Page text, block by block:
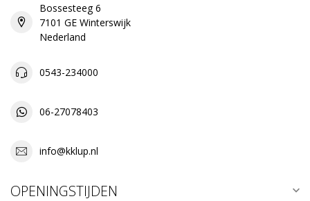
Bossesteeg 6
7101 GE Winterswijk
Nederland
0543-234000
06-27078403
info@kklup.nl
OPENINGSTIJDEN